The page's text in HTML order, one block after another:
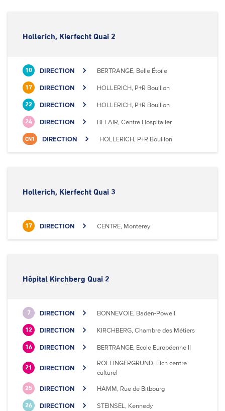
Hollerich, Kierfecht Quai 2
10 DIRECTION BERTRANGE, Belle Étoile
17 DIRECTION HOLLERICH, P+R Bouillon
22 DIRECTION HOLLERICH, P+R Bouillon
24 DIRECTION BELAIR, Centre Hospitalier
CN1 DIRECTION HOLLERICH, P+R Bouillon
Hollerich, Kierfecht Quai 3
17 DIRECTION CENTRE, Monterey
Hôpital Kirchberg Quai 2
7 DIRECTION BONNEVOIE, Baden-Powell
12 DIRECTION KIRCHBERG, Chambre des Métiers
16 DIRECTION BERTRANGE, Ecole Européenne II
21 DIRECTION
ROLLINGERGRUND, Eich centre
culturel
25 DIRECTION HAMM, Rue de Bitbourg
26 DIRECTION STEINSEL, Kennedy